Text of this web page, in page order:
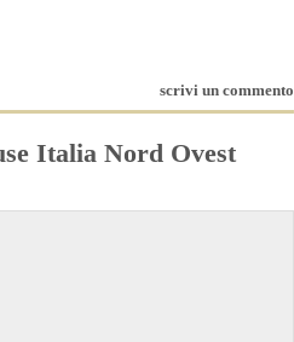
scrivi un commento
Italia Nord Ovest